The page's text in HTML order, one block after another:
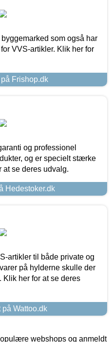
som også har
VVS-artikler. Klik her for
Frishop.dk
og professionel
og er specielt stærke
at se deres udvalg.
Hedestoker.dk
artikler til både private og
på hylderne skulle der
her for at se deres
Wattoo.dk
webshops og anmeldt